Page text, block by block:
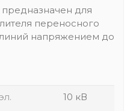
для
переносного
напряжением до
10 кВ